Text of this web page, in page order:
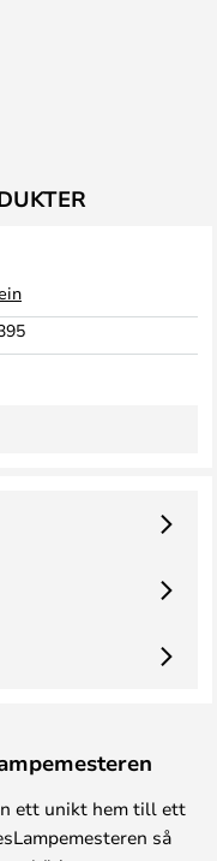
ett unikt hem till ett
så